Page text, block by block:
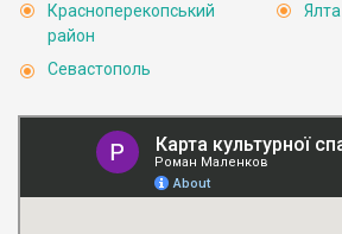
Красноперекопський
район
Севастополь
Ялта